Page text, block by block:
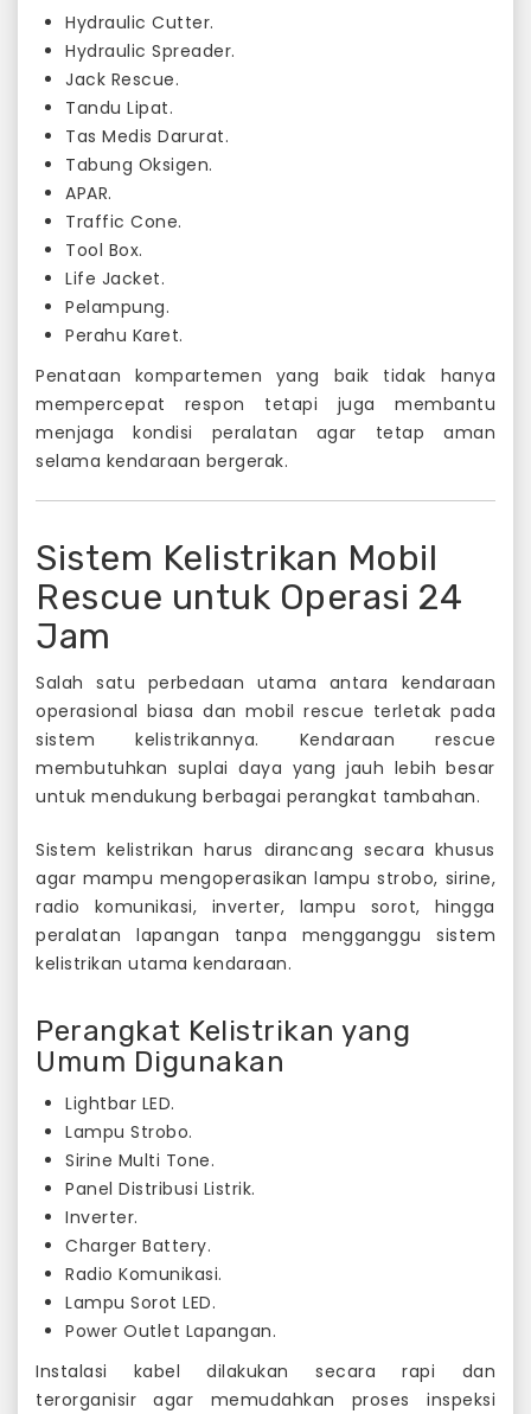
Hydraulic Cutter.
Hydraulic Spreader.
Jack Rescue.
Tandu Lipat.
Tas Medis Darurat.
Tabung Oksigen.
APAR.
Traffic Cone.
Tool Box.
Life Jacket.
Pelampung.
Perahu Karet.
Penataan kompartemen yang baik tidak hanya
mempercepat respon tetapi juga membantu
menjaga kondisi peralatan agar tetap aman
selama kendaraan bergerak.
Sistem Kelistrikan Mobil
Rescue untuk Operasi 24
Jam
Salah satu perbedaan utama antara kendaraan
operasional biasa dan mobil rescue terletak pada
sistem kelistrikannya. Kendaraan rescue
membutuhkan suplai daya yang jauh lebih besar
untuk mendukung berbagai perangkat tambahan.
Sistem kelistrikan harus dirancang secara khusus
agar mampu mengoperasikan lampu strobo, sirine,
radio komunikasi, inverter, lampu sorot, hingga
peralatan lapangan tanpa mengganggu sistem
kelistrikan utama kendaraan.
Perangkat Kelistrikan yang
Umum Digunakan
Lightbar LED.
Lampu Strobo.
Sirine Multi Tone.
Panel Distribusi Listrik.
Inverter.
Charger Battery.
Radio Komunikasi.
Lampu Sorot LED.
Power Outlet Lapangan.
Instalasi kabel dilakukan secara rapi dan
terorganisir agar memudahkan proses inspeksi